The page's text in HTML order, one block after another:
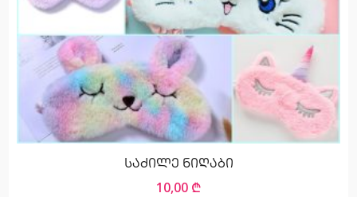
საძილე ნიღაბი
10,00 ₾